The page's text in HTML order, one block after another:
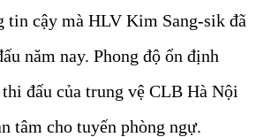
tin cậy mà HLV Kim Sang-sik đã
năm nay. Phong độ ổn định
đấu của trung vệ CLB Hà Nội
tâm cho tuyến phòng ngự.